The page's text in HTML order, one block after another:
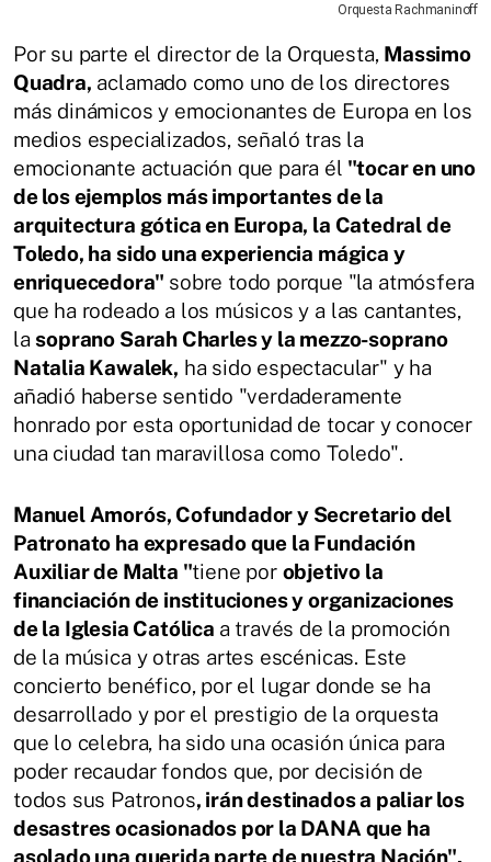
Orquesta Rachmaninoff
Por su parte el director de la Orquesta, Massimo
Quadra, aclamado como uno de los directores
más dinámicos y emocionantes de Europa en los
medios especializados, señaló tras la
emocionante actuación que para él "tocar en uno
de los ejemplos más importantes de la
arquitectura gótica en Europa, la Catedral de
Toledo, ha sido una experiencia mágica y
enriquecedora" sobre todo porque "la atmósfera
que ha rodeado a los músicos y a las cantantes,
lasoprano Sarah Charles y la mezzo-soprano
Natalia Kawalek, ha sido espectacular" y ha
añadió haberse sentido "verdaderamente
honrado por esta oportunidad de tocar y conocer
una ciudad tan maravillosa como Toledo".
Manuel Amorós, Cofundador y Secretario del
Patronato ha expresado que la Fundación
Auxiliar de Malta "tiene por objetivo la
financiación de instituciones y organizaciones
de la Iglesia Católica a través de la promoción
de la música y otras artes escénicas. Este
concierto benéfico, por el lugar donde se ha
desarrollado y por el prestigio de la orquesta
que lo celebra, ha sido una ocasión única para
poder recaudar fondos que, por decisión de
todos sus Patronos, irán destinados a paliar los
desastres ocasionados por la DANA que ha
asolado una querida parte de nuestra Nación".